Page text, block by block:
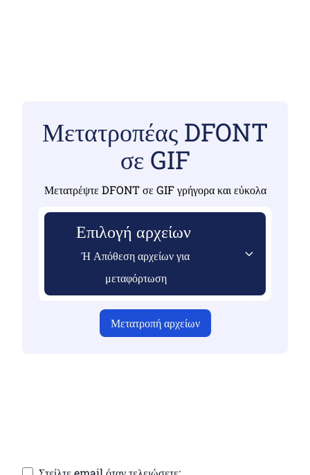
Μετατροπέας DFONT
σε GIF
Μετατρέψτε DFONT σε GIF γρήγορα και εύκολα
Επιλογή αρχείων
Ή Απόθεση αρχείων για
μεταφόρτωση
Μετατροπή αρχείων